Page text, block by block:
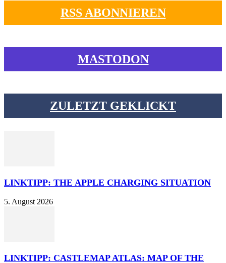
RSS ABONNIEREN
MASTODON
ZULETZT GEKLICKT
LINKTIPP: THE APPLE CHARGING SITUATION
5. August 2026
LINKTIPP: CASTLEMAP ATLAS: MAP OF THE